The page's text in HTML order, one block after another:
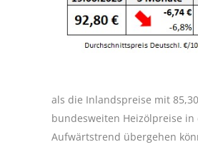
als die Inlandspreise mit
bundesweiten Heizölpreise
Aufwärtstrend übergehen